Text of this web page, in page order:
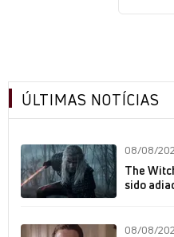
ÚLTIMAS NOTÍCIAS
08/08/
The
sido
08/08/